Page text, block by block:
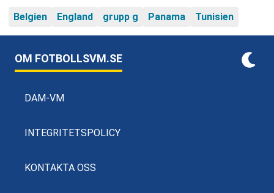
Belgien England grupp g Panama Tunisien
OM FOTBOLLSVM.SE
DAM-VM
INTEGRITETSPOLICY
KONTAKTA OSS